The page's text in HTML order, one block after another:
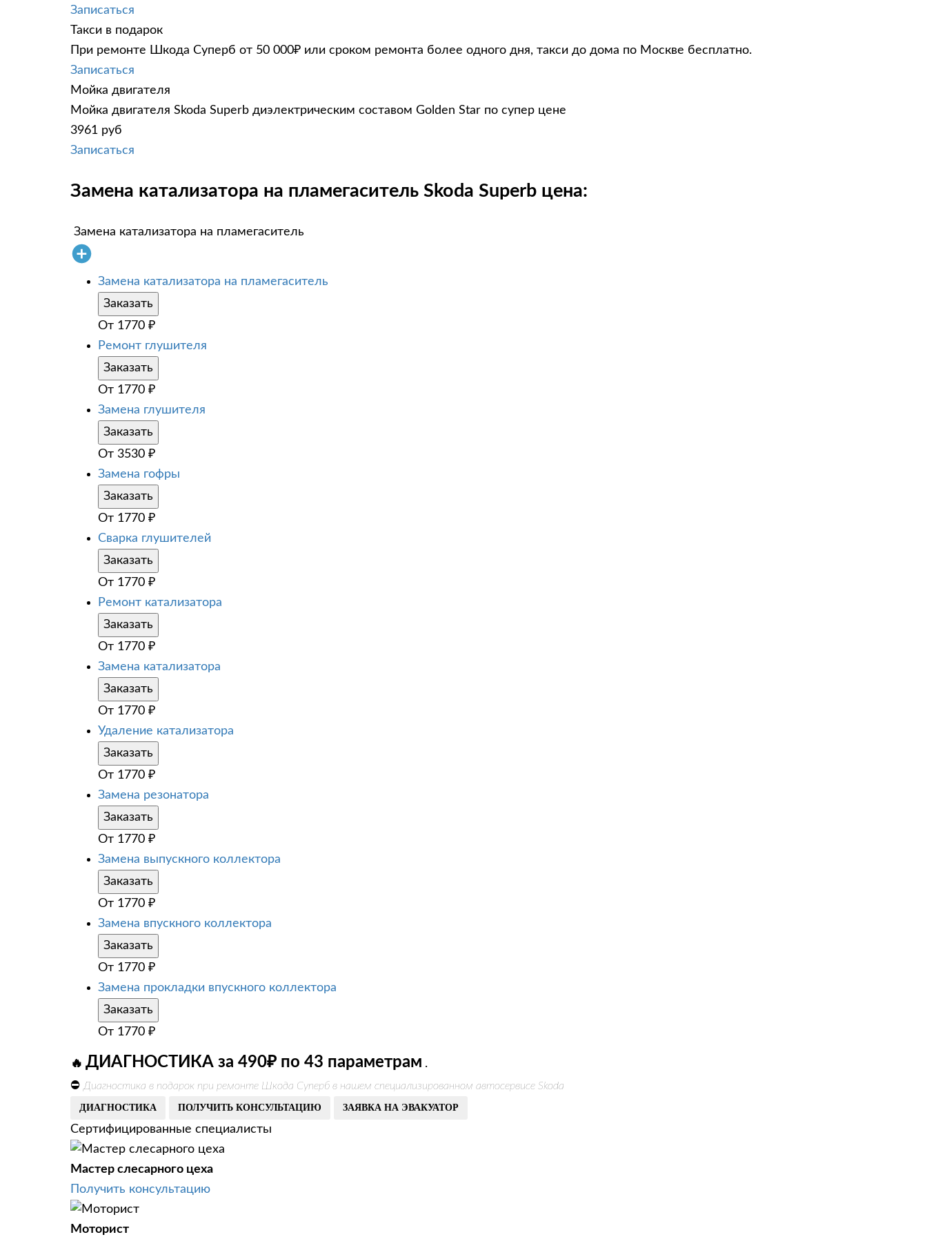
Записаться
Такси в подарок
При ремонте Шкода Суперб от 50 000₽ или сроком ремонта более одного дня, такси до дома по Москве бесплатно.
Записаться
Мойка двигателя
Мойка двигателя Skoda Superb диэлектрическим составом Golden Star по супер цене
3961 руб
Записаться
Замена катализатора на пламегаситель Skoda Superb цена:
Замена катализатора на пламегаситель
Замена катализатора на пламегаситель
Заказать
От 1770 ₽
Ремонт глушителя
Заказать
От 1770 ₽
Замена глушителя
Заказать
От 3530 ₽
Замена гофры
Заказать
От 1770 ₽
Сварка глушителей
Заказать
От 1770 ₽
Ремонт катализатора
Заказать
От 1770 ₽
Замена катализатора
Заказать
От 1770 ₽
Удаление катализатора
Заказать
От 1770 ₽
Замена резонатора
Заказать
От 1770 ₽
Замена выпускного коллектора
Заказать
От 1770 ₽
Замена впускного коллектора
Заказать
От 1770 ₽
Замена прокладки впускного коллектора
Заказать
От 1770 ₽
🔥 ДИАГНОСТИКА за 490₽ по 43 параметрам .
⛔ Диагностика в подарок при ремонте Шкода Суперб в нашем специализированном автосервисе Skoda
ДИАГНОСТИКА ПОЛУЧИТЬ КОНСУЛЬТАЦИЮ ЗАЯВКА НА ЭВАКУАТОР
Сертифицированные специалисты
Мастер слесарного цеха
Получить консультацию
Моторист